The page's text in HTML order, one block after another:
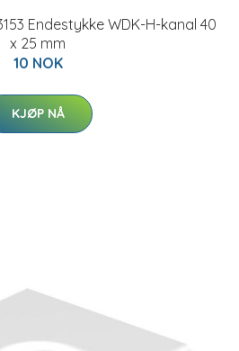
Endestykke WDK-H-kanal 40
x 25 mm
10 NOK
KJØP NÅ